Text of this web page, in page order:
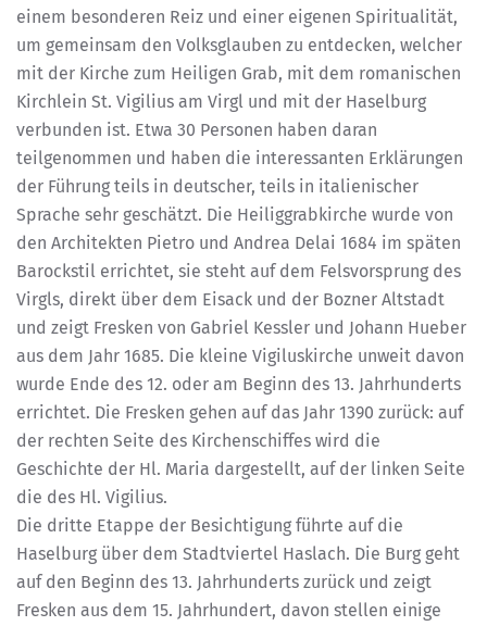
einem besonderen Reiz und einer eigenen Spiritualität,
um gemeinsam den Volksglauben zu entdecken, welcher
mit der Kirche zum Heiligen Grab, mit dem romanischen
Kirchlein St. Vigilius am Virgl und mit der Haselburg
verbunden ist. Etwa 30 Personen haben daran
teilgenommen und haben die interessanten Erklärungen
der Führung teils in deutscher, teils in italienischer
Sprache sehr geschätzt. Die Heiliggrabkirche wurde von
den Architekten Pietro und Andrea Delai 1684 im späten
Barockstil errichtet, sie steht auf dem Felsvorsprung des
Virgls, direkt über dem Eisack und der Bozner Altstadt
und zeigt Fresken von Gabriel Kessler und Johann Hueber
aus dem Jahr 1685. Die kleine Vigiluskirche unweit davon
wurde Ende des 12. oder am Beginn des 13. Jahrhunderts
errichtet. Die Fresken gehen auf das Jahr 1390 zurück: auf
der rechten Seite des Kirchenschiffes wird die
Geschichte der Hl. Maria dargestellt, auf der linken Seite
die des Hl. Vigilius.
Die dritte Etappe der Besichtigung führte auf die
Haselburg über dem Stadtviertel Haslach. Die Burg geht
auf den Beginn des 13. Jahrhunderts zurück und zeigt
Fresken aus dem 15. Jahrhundert, davon stellen einige